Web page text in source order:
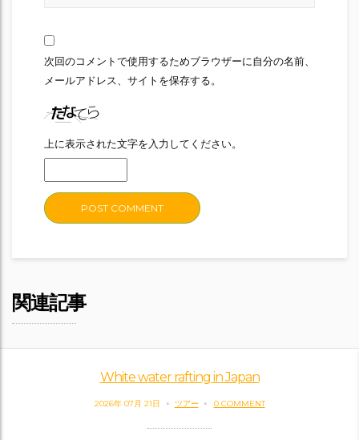
次回のコメントで使用するためブラウザーに自分の名前、
メールアドレス、サイトを保存する。
上に表示された文字を入力してください。
関連記事
White water rafting in Japan
2026年 07月 21日 ツアー 0 COMMENT